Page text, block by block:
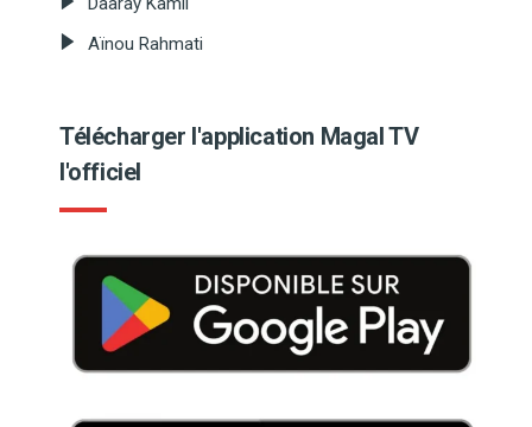
Aïnou Rahmati
Télécharger l'application Magal TV
l'officiel